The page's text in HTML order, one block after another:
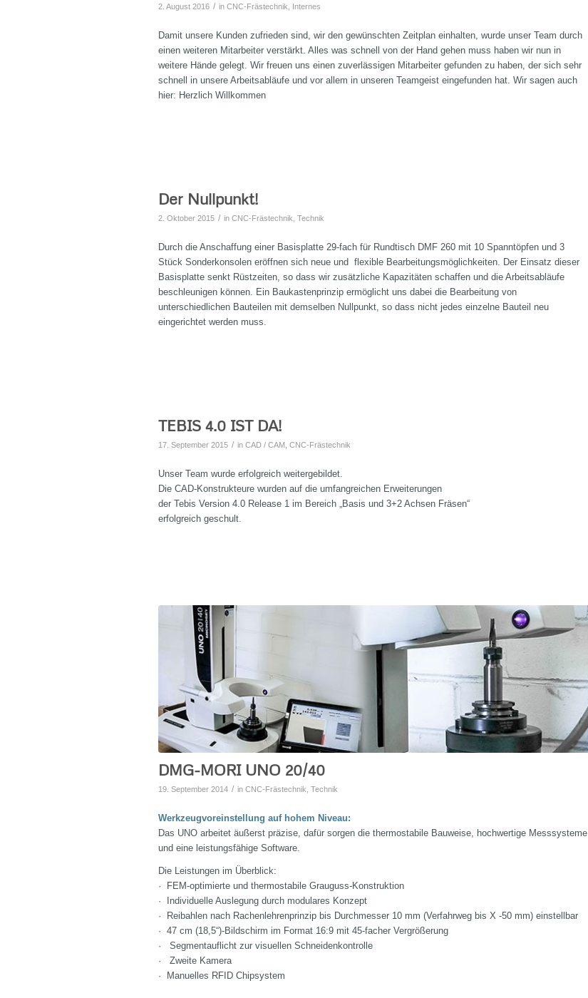
2. August 2016 / in CNC-Frästechnik Internes
Damit unsere Kunden zufrieden sind, wir den gewünschten Zeitplan einhalten, wurde unser Team durch
einen weiteren Mitarbeiter verstärkt. Alles was schnell von der Hand gehen muss haben wir nun in
weitere Hände gelegt. Wir freuen uns einen zuverlässigen Mitarbeiter gefunden zu haben, der sich sehr
schnell in unsere Arbeitsabläufe und vor allem in unseren Teamgeist eingefunden hat. Wir sagen auch
hier: Herzlich Willkommen
Der Nullpunkt!
2. Oktober 2015 / in CNC-Frästechnik Technik
Durch die Anschaffung einer Basisplatte 29-fach für Rundtisch DMF 260 mit 10 Spanntöpfen und 3
Stück Sonderkonsolen eröffnen sich neue und flexible Bearbeitungsmöglichkeiten.
Der Einsatz dieser
Basisplatte senkt Rüstzeiten, so dass wir zusätzliche Kapazitäten schaffen und die Arbeitsabläufe
beschleunigen können. Ein Baukastenprinzip ermöglicht uns dabei die Bearbeitung von
unterschiedlichen Bauteilen mit demselben Nullpunkt, so dass nicht jedes einzelne Bauteil neu
eingerichtet werden muss.
TEBIS 4.0 IST DA!
17. September 2015 / in CAD / CAM CNC-Frästechnik
Unser Team wurde erfolgreich weitergebildet.
Die CAD-Konstrukteure wurden auf die umfangreichen Erweiterungen
der Tebis Version 4.0 Release 1 im Bereich „Basis und 3+2 Achsen Fräsen“
erfolgreich geschult.
DMG-MORI UNO 20/40
19. September 2014 / in CNC-Frästechnik Technik
Werkzeugvoreinstellung auf hohem Niveau:
Das UNO arbeitet äußerst präzise, dafür sorgen die thermostabile Bauweise, hochwertige Messsysteme
und eine leistungsfähige Software.
Die Leistungen im Überblick:
· FEM-optimierte und thermostabile Grauguss-Konstruktion
·
Individuelle Auslegung durch modulares Konzept
· Reibahlen nach Rachenlehrenprinzip bis Durchmesser 10 mm (Verfahrweg bis X -50 mm) einstellbar
· 47 cm (18,5“)-Bildschirm im Format 16:9 mit 45-facher Vergrößerung
· Segmentauflicht zur visuellen Schneidenkontrolle
· Zweite Kamera
· Manuelles RFID Chipsystem